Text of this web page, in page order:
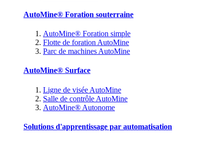
AutoMine® Foration souterraine
AutoMine® Foration simple
Flotte de foration AutoMine
Parc de machines AutoMine
AutoMine® Surface
Ligne de visée AutoMine
Salle de contrôle AutoMine
AutoMine® Autonome
Solutions d'apprentissage par automatisation